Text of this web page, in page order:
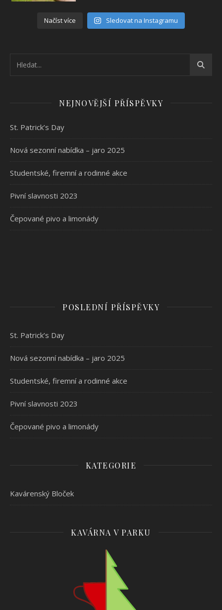
Načíst více Sledovat na Instagramu
NEJNOVĚJŠÍ PŘÍSPĚVKY
St. Patrick’s Day
Nová sezonní nabídka – jaro 2025
Studentské, firemní a rodinné akce
Pivní slavnosti 2023
Čepované pivo a limonády
POSLEDNÍ PŘÍSPĚVKY
St. Patrick’s Day
Nová sezonní nabídka – jaro 2025
Studentské, firemní a rodinné akce
Pivní slavnosti 2023
Čepované pivo a limonády
KATEGORIE
Kavárenský Bloček
KAVÁRNA V PARKU